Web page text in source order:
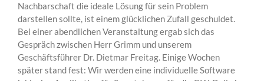
Nachbarschaft die ideale Lösung für sein Problem
darstellen sollte, ist einem glücklichen Zufall geschuldet.
Bei einer abendlichen Veranstaltung ergab sich das
Gespräch zwischen Herr Grimm und unserem
Geschäftsführer Dr. Dietmar Freitag. Einige Wochen
später stand fest: Wir werden eine individuelle Software